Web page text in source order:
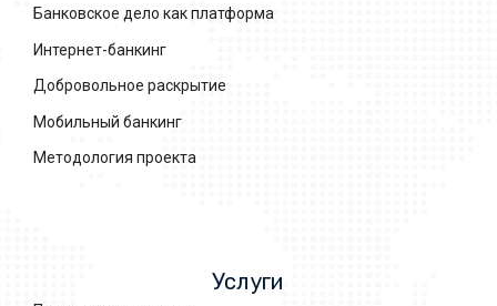
Банковское дело как платформа
Интернет-банкинг
Добровольное раскрытие
Мобильный банкинг
Методология проекта
Услуги